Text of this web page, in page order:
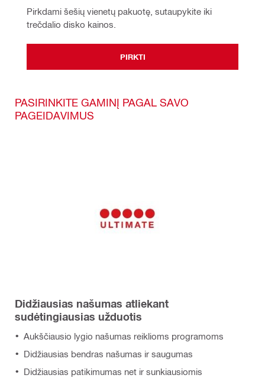
Pirkdami šešių vienetų pakuotę, sutaupykite iki
trečdalio disko kainos.
PIRKTI
PASIRINKITE GAMINĮ PAGAL SAVO
PAGEIDAVIMUS
Didžiausias našumas atliekant
sudėtingiausias užduotis
Aukščiausio lygio našumas reiklioms programoms
Didžiausias bendras našumas ir saugumas
Didžiausias patikimumas net ir sunkiausiomis